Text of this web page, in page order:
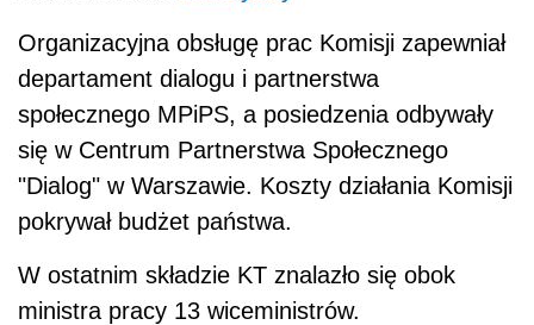
Organizacyjna obsługę prac Komisji zapewniał
departament dialogu i partnerstwa
społecznego MPiPS, a posiedzenia odbywały
się w Centrum Partnerstwa Społecznego
"Dialog" w Warszawie. Koszty działania Komisji
pokrywał budżet państwa.
W ostatnim składzie KT znalazło się obok
ministra pracy 13 wiceministrów.